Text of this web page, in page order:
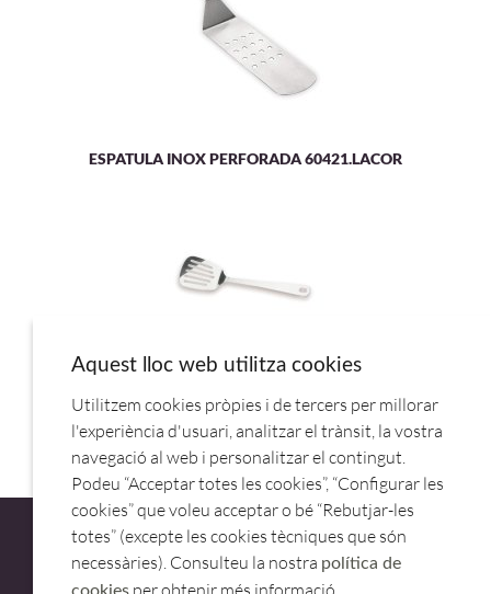
ESPATULA INOX PERFORADA 60421.LACOR
ESPATULA INOX SERVIR 34CM 62506 LACOR
Aquest lloc web utilitza cookies
Utilitzem cookies pròpies i de tercers per millorar
l'experiència d'usuari, analitzar el trànsit, la vostra
navegació al web i personalitzar el contingut.
Podeu “Acceptar totes les cookies”, “Configurar les
cookies” que voleu acceptar o bé “Rebutjar-les
totes” (excepte les cookies tècniques que són
necessàries). Consulteu la nostra política de
per obtenir més informació.